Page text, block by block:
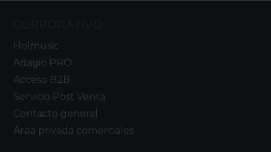
Holmusic
Adagio PRO
Acceso B2B
Servicio Post Venta
Contacto general
Área privada comerciales